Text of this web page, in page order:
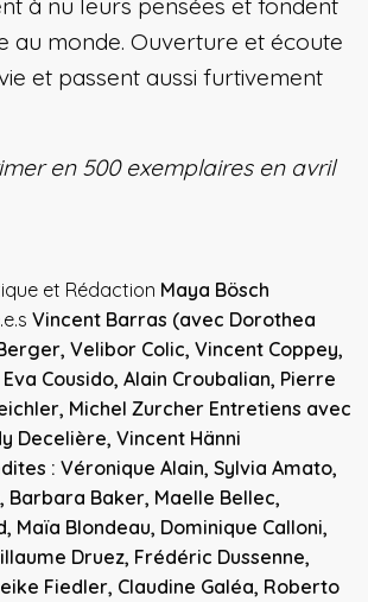
au monde. Ouverture et écoute
et passent aussi furtivement
en 500 exemplaires en avril
et Rédaction Maya Bösch
Vincent Barras (avec Dorothea
Velibor Colic, Vincent Coppey,
Cousido, Alain Croubalian, Pierre
Michel Zurcher Entretiens avec
Decelière, Vincent Hänni
: Véronique Alain, Sylvia Amato,
Barbara Baker, Maelle Bellec,
Maïa Blondeau, Dominique Calloni,
Druez, Frédéric Dussenne,
Fiedler, Claudine Galéa, Roberto